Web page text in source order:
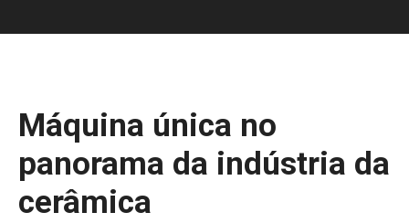
Máquina única no
panorama da indústria da
cerâmica